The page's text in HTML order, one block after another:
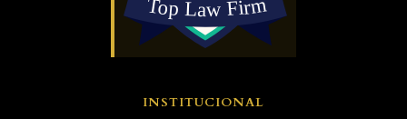
INSTITUCIONAL